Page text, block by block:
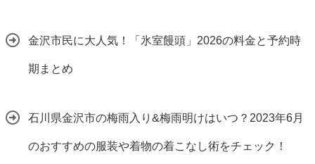
金沢市民に大人気！「氷室饅頭」2026の料金と予約時
期まとめ
石川県金沢市の梅雨入り&梅雨明けはいつ？2023年6月
のおすすめの服装や着物の着こなし術をチェック！